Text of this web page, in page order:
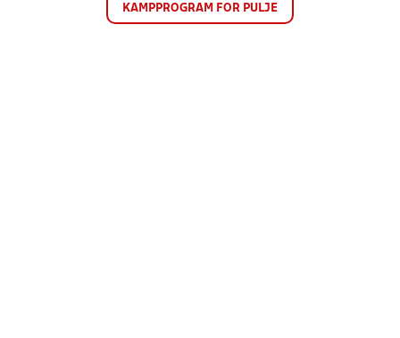
KAMPPROGRAM FOR PULJE